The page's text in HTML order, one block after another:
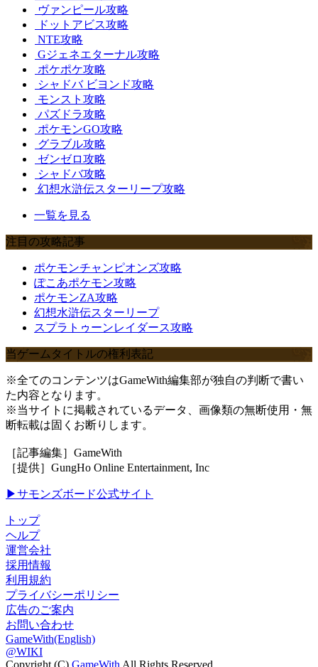
ヴァンピール攻略
ドットアビス攻略
NTE攻略
Gジェネエターナル攻略
ポケポケ攻略
シャドバ ビヨンド攻略
モンスト攻略
パズドラ攻略
ポケモンGO攻略
グラブル攻略
ゼンゼロ攻略
シャドバ攻略
幻想水滸伝スターリープ攻略
一覧を見る
注目の攻略記事
ポケモンチャンピオンズ攻略
ぽこあポケモン攻略
ポケモンZA攻略
幻想水滸伝スターリープ
スプラトゥーンレイダース攻略
当ゲームタイトルの権利表記
※全てのコンテンツはGameWith編集部が独自の判断で書い
た内容となります。
※当サイトに掲載されているデータ、画像類の無断使用・無
断転載は固くお断りします。
［記事編集］GameWith
［提供］GungHo Online Entertainment, Inc
▶サモンズボード公式サイト
トップ
ヘルプ
運営会社
採用情報
利用規約
プライバシーポリシー
広告のご案内
お問い合わせ
GameWith(English)
@WIKI
Copyright (C) GameWith All Rights Reserved.